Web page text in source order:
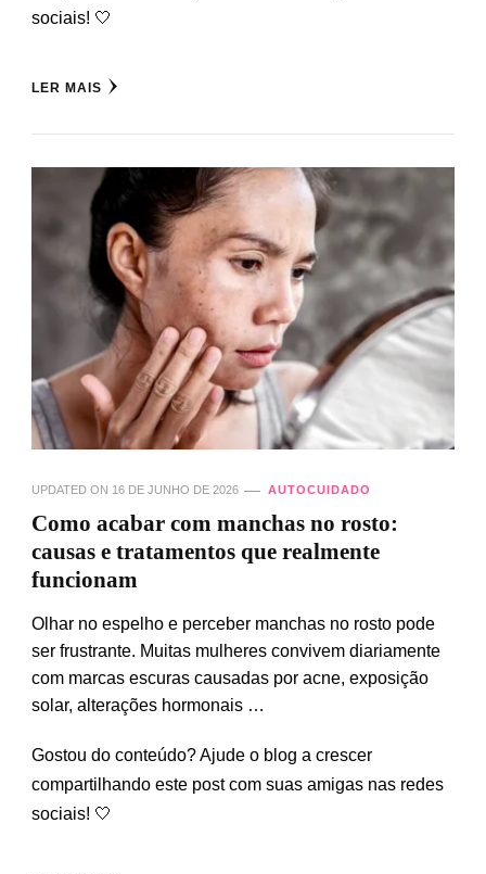
sociais! 🤍
LER MAIS
UPDATED ON 16 DE JUNHO DE 2026 AUTOCUIDADO
Como acabar com manchas no rosto:
causas e tratamentos que realmente
funcionam
Olhar no espelho e perceber manchas no rosto pode
ser frustrante. Muitas mulheres convivem diariamente
com marcas escuras causadas por acne, exposição
solar, alterações hormonais …
Gostou do conteúdo? Ajude o blog a crescer
compartilhando este post com suas amigas nas redes
sociais! 🤍